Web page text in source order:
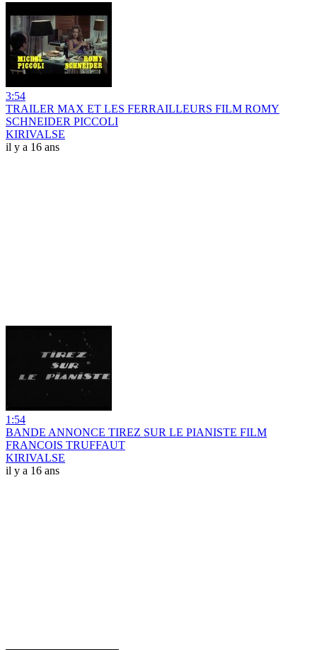
3:54
TRAILER MAX ET LES FERRAILLEURS FILM ROMY
SCHNEIDER PICCOLI
KIRIVALSE
il y a 16 ans
1:54
BANDE ANNONCE TIREZ SUR LE PIANISTE FILM
FRANCOIS TRUFFAUT
KIRIVALSE
il y a 16 ans